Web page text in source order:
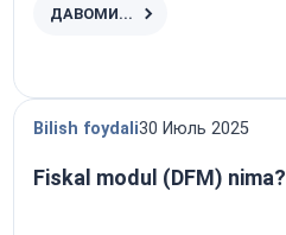
ДАВОМИ...
Fiskal modul (DFM) nima?
Bilish foydali30 Июль 2025